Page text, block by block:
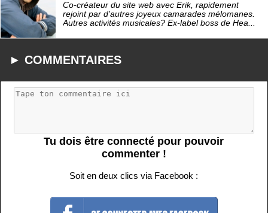
Co-créateur du site web avec Erik, rapidement
rejoint par d'autres joyeux camarades mélomanes.
Autres activités musicales? Ex-label boss de Hea...
► COMMENTAIRES
Tu dois être connecté pour pouvoir
commenter !
Soit en deux clics via Facebook :